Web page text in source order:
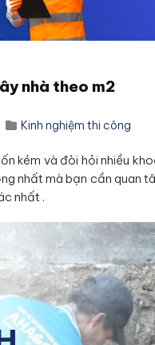
nhà theo m2
Kinh nghiệm thi công
kém và đòi hỏi nhiều
nhất mà bạn cần quan
nhất .